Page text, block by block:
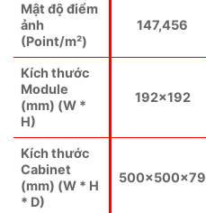
Mật độ điểm
ảnh
(Point/m²)
147,456
Kích thước
Module
(mm) (W *
H)
192×192
Kích thước
Cabinet
(mm) (W * H
* D)
500×500×79